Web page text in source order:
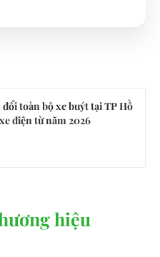
ở Quy Nhơn
toàn bộ xe buýt tại TP Hồ
điện từ năm 2026
hiệu